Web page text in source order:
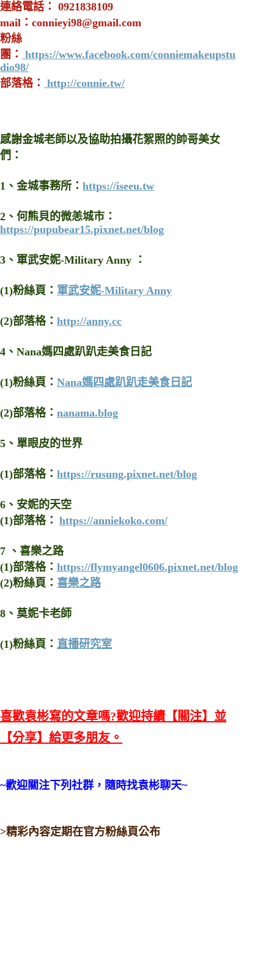
連絡電話： 0921838109
mail： connieyi98@gmail.com
粉絲
團： https://www.facebook.com/conniemakeupstu
dio98/
部落格： http://connie.tw/
感謝金城老師以及協助拍攝花絮照的帥哥美女
們：
1、金城事務所： https://iseeu.tw
2、 何熊貝的微恙城市：
https://pupubear15.pixnet.net/blog
3、軍武安妮-Military Anny ：
(1)粉絲頁： 軍武安妮-Military Anny
(2)部落格： http://anny.cc
4 、 Nana媽四處趴趴走美食日記
(1)粉絲頁： Nana媽四處趴趴走美食日記
(2)部落格： nanama.blog
5、單眼皮的世界
(1)部落格： https://rusung.pixnet.net/blog
6 、 安妮的天空
(1)部落格： https://anniekoko.com/
7 、喜樂之路
(1)部落格： https://flymyangel0606.pixnet.net/blog
(2)粉絲頁： 喜樂之路
8、莫妮卡老師
(1)粉絲頁： 直播研究室
喜歡袁彬寫的文章嗎?歡迎持續【關注】並
【分享】給更多朋友。
~歡迎關注下列社群，隨時找袁彬聊天~
>精彩內容定期在官方粉絲頁公布